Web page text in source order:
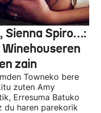
Sienna Spiro…:
zain
Towneko bere
zuten Amy
Erresuma Batuko
du haren parekorik